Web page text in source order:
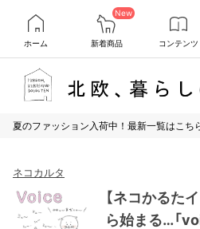
ホーム
New
新着商品 コンテンツ
夏のファッション入荷中！最新一覧はこち
ネコカルタ
【ネコかるた
ら始まる…「